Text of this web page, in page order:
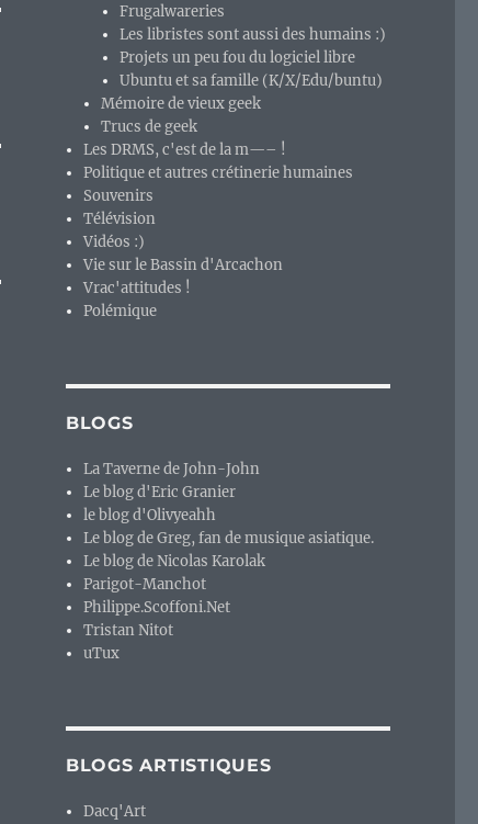
Frugalwareries
Les libristes sont aussi des humains :)
Projets un peu fou du logiciel libre
Ubuntu et sa famille (K/X/Edu/buntu)
Mémoire de vieux geek
Trucs de geek
Les DRMS, c'est de la m—– !
Politique et autres crétinerie humaines
Souvenirs
Télévision
Vidéos :)
Vie sur le Bassin d'Arcachon
Vrac'attitudes !
Polémique
BLOGS
La Taverne de John-John
Le blog d'Eric Granier
le blog d'Olivyeahh
Le blog de Greg, fan de musique asiatique.
Le blog de Nicolas Karolak
Parigot-Manchot
Philippe.Scoffoni.Net
Tristan Nitot
uTux
BLOGS ARTISTIQUES
Dacq'Art